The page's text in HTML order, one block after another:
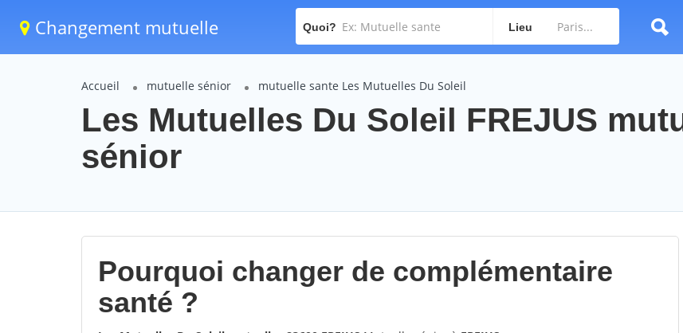
Changement mutuelle Quoi? Lieu
Accueil mutuelle sénior mutuelle sante Les Mutuelles Du Soleil
Les Mutuelles Du Soleil FREJUS
sénior
Pourquoi changer de complémentaire
santé ?